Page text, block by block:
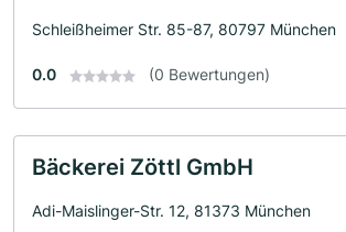
Schleißheimer Str. 85-87, 80797 München
0.0 (0 Bewertungen)
Bäckerei Zöttl GmbH
Adi-Maislinger-Str. 12, 81373 München